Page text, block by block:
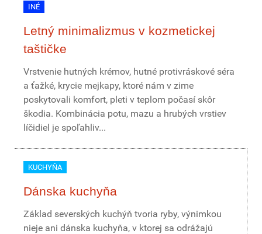
INÉ
Letný minimalizmus v kozmetickej
taštičke
Vrstvenie hutných krémov, hutné protivráskové séra
a ťažké, krycie mejkapy, ktoré nám v zime
poskytovali komfort, pleti v teplom počasí skôr
škodia. Kombinácia potu, mazu a hrubých vrstiev
líčidiel je spoľahliv...
KUCHYŇA
Dánska kuchyňa
Základ severských kuchýň tvoria ryby, výnimkou
nieje ani dánska kuchyňa, v ktorej sa odrážajú